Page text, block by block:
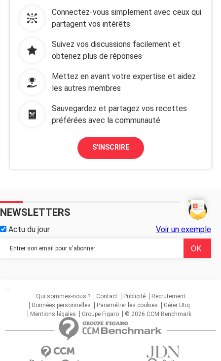
Connectez-vous simplement avec ceux qui
partagent vos intérêts
Suivez vos discussions facilement et
obtenez plus de réponses
Mettez en avant votre expertise et aidez
les autres membres
Sauvegardez et partagez vos recettes
préférées avec la communauté
S'INSCRIRE
NEWSLETTERS
Actu du jour Voir un exemple
...
Qui sommes-nous ?
Contact Publicité
Recrutement
Données personnelles
Paramétrer les cookies
Gérer Utiq
Mentions légales
Groupe Figaro © 2026 CCM Benchmark